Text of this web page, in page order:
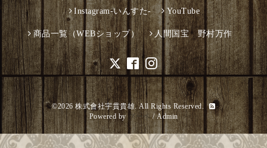
Instagram-いんすた- YouTube
商品一覧（WEBショップ） 人間国宝 野村万作
©2026 株式會社宇貫貴雄. All Rights Reserved.
Powered by グーペ/Admin